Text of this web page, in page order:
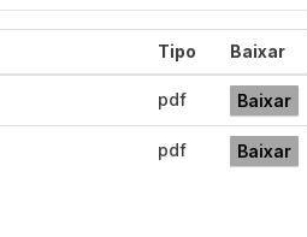
Tipo Baixar
pdf Baixar
pdf Baixar